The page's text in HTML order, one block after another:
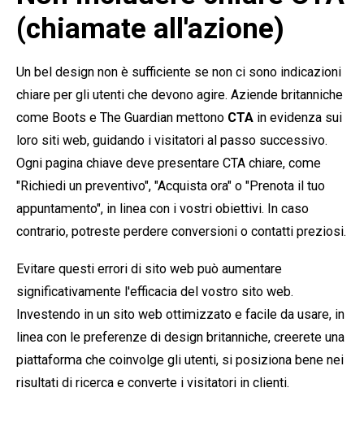
(chiamate all'azione)
Un bel design non è sufficiente se non ci sono indicazioni
chiare per gli utenti che devono agire. Aziende britanniche
come Boots e The Guardian mettono CTA in evidenza sui
loro siti web, guidando i visitatori al passo successivo.
Ogni pagina chiave deve presentare CTA chiare, come
"Richiedi un preventivo", "Acquista ora" o "Prenota il tuo
appuntamento", in linea con i vostri obiettivi. In caso
contrario, potreste perdere conversioni o contatti preziosi.
Evitare questi errori di sito web può aumentare
significativamente l'efficacia del vostro sito web.
Investendo in un sito web ottimizzato e facile da usare, in
linea con le preferenze di design britanniche, creerete una
piattaforma che coinvolge gli utenti, si posiziona bene nei
risultati di ricerca e converte i visitatori in clienti.